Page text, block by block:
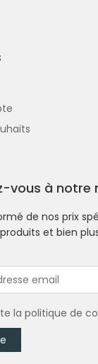
vous à notre
de nos prix
et bien
la politique de